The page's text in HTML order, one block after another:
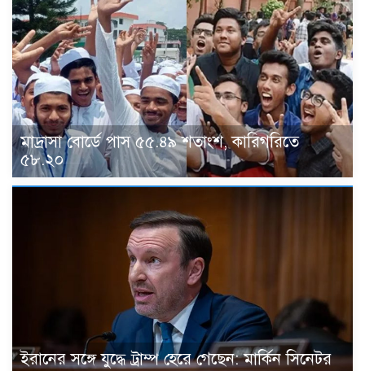
মাদ্রাসা বোর্ডে পাস ৫৫.৪৯ শতাংশ, কারিগরিতে
৫৮.২০
ইরানের সঙ্গে যুদ্ধে ট্রাম্প হেরে গেছেন: মার্কিন সিনেটর